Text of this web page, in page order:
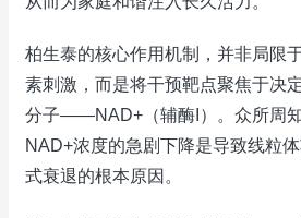
柏生泰的核心作用机制，并非局限
素刺激，而是将干预靶点聚焦于决
分子——NAD+（辅酶I）。众所周知
NAD+浓度的急剧下降是导致线粒
式衰退的根本原因。